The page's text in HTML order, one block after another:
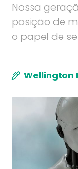
Nossa
posição de
o papel de
Wellington